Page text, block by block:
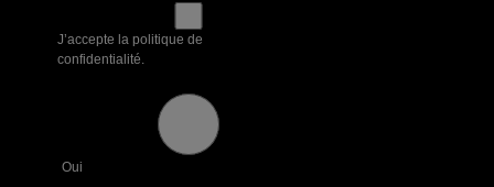
J’accepte la politique de
confidentialité.
Oui